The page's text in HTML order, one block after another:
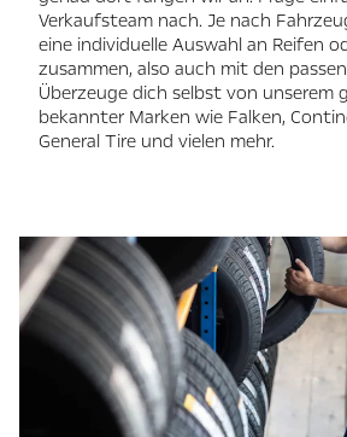
Verkaufsteam nach. Je nach
eine individuelle Auswahl an Reifen
zusammen, also auch mit den
Überzeuge dich selbst von unserem
bekannter Marken wie Falken,
General Tire und vielen mehr.